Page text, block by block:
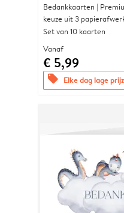
Bedankkaarten |
keuze uit 3
Set van 10 kaarten
Vanaf
€ 5,99
offers Elke dag lage